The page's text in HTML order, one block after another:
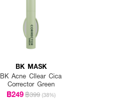
BK MASK
BK Acne Cllear Cica
Corrector Green
฿249฿399 (38%)